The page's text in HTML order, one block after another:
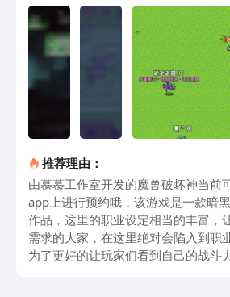
推荐理由：
由慕慕工作室开发的魔兽破坏神当前
app上进行预约哦，该游戏是一款暗
作品，这里的职业设定相当的丰富，
需求的大家，在这里绝对会陷入到职
为了更好的让玩家们看到自己的战斗